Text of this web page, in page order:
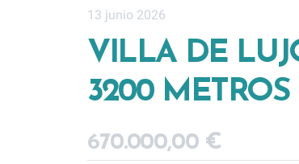
13 junio 2026
VILLA DE
3200
670.000,00 €